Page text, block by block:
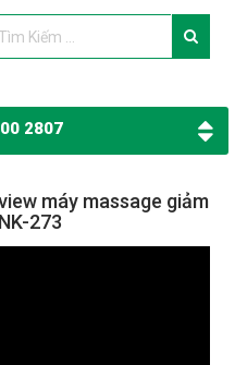
2807
máy massage giảm
273